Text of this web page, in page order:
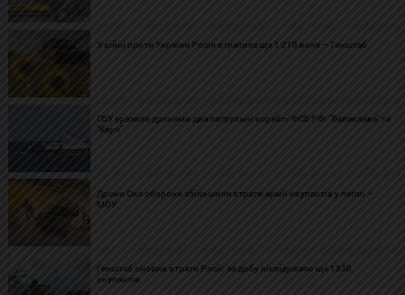
У війні проти України Росія втратила ще 1 210 вояк – Генштаб
СБУ уразили дронами два патрульні кораблі ФСБ РФ: "Балаклава" та
"Керч"
Дрони Сил оборони збільшили втрати армії окупантів у липні –
МОУ
Генштаб оновив втрати Росії: за добу ліквідовано ще 1330
окупантів